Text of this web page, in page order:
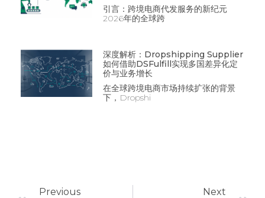
引言：跨境电商代发服务的新纪元
2026年的全球跨
深度解析：Dropshipping Supplier
如何借助DSFulfill实现多国差异化定
价与业务增长
在全球跨境电商市场持续扩张的背景
下，Dropshi
Previous Next